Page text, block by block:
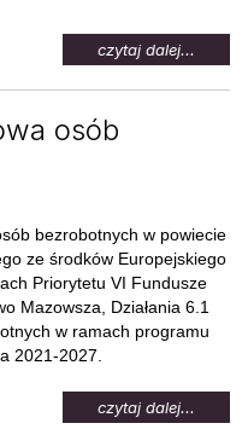
czytaj dalej...
temat:
Pomoc
osób
bezrobotnych w powiecie
ze środków Europejskiego
Priorytetu VI Fundusze
Mazowsza, Działania 6.1
w ramach programu
2021-2027.
czytaj dalej...